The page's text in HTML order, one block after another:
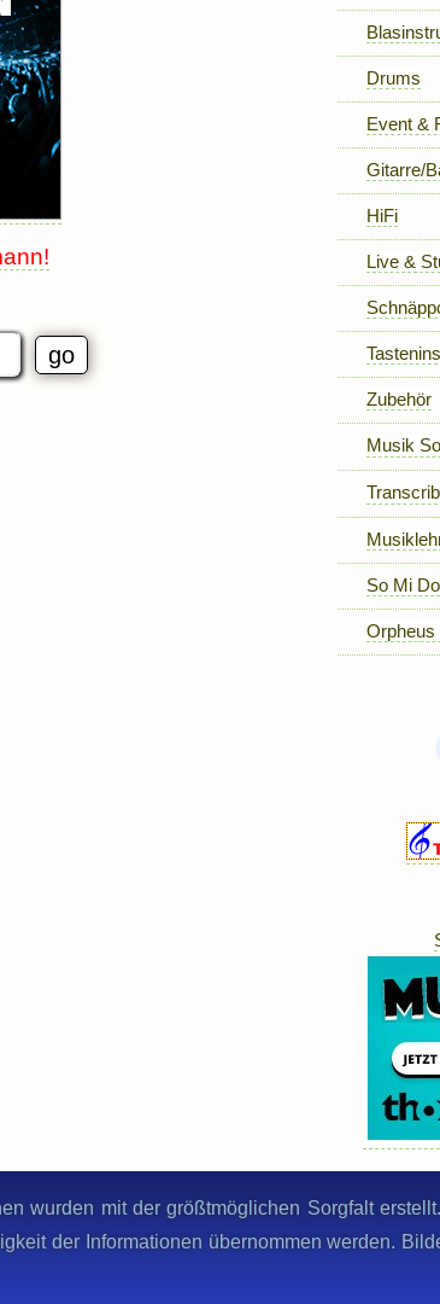
Drums
Event &
Gitarre/
HiFi
Live &
Zubehör
Musik
So Mi Do
wurden mit der größtmöglichen Sorgfalt
der Informationen übernommen werden.